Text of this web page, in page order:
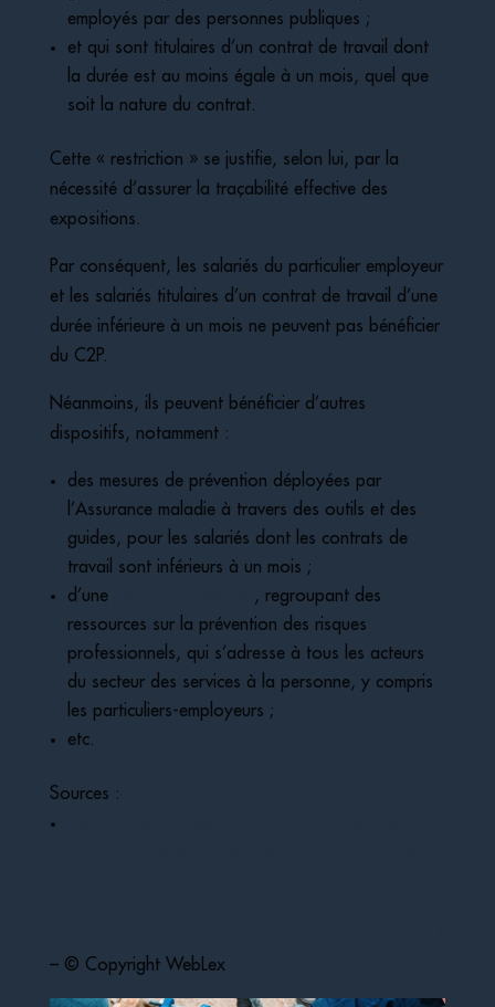
employés par des personnes publiques ;
et qui sont titulaires d’un contrat de travail dont
la durée est au moins égale à un mois, quel que
soit la nature du contrat.
Cette « restriction » se justifie, selon lui, par la
nécessité d’assurer la traçabilité effective des
expositions.
Par conséquent, les salariés du particulier employeur
et les salariés titulaires d’un contrat de travail d’une
durée inférieure à un mois ne peuvent pas bénéficier
du C2P.
Néanmoins, ils peuvent bénéficier d’autres
dispositifs, notamment :
des mesures de prévention déployées par
l’Assurance maladie à travers des outils et des
guides, pour les salariés dont les contrats de
travail sont inférieurs à un mois ;
d’une
, regroupant des
ressources sur la prévention des risques
professionnels, qui s’adresse à tous les acteurs
du secteur des services à la personne, y compris
les particuliers-employeurs ;
etc.
Sources :
– © Copyright WebLex